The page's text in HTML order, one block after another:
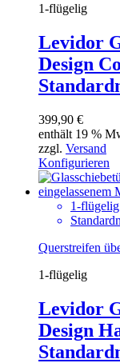
1-flügelig
Levidor
Design
399,90 €
enthält 19 %
zzgl. Versand
Konfigurieren
1-flügelig
Querstreifen
1-flügelig
Levidor
Design